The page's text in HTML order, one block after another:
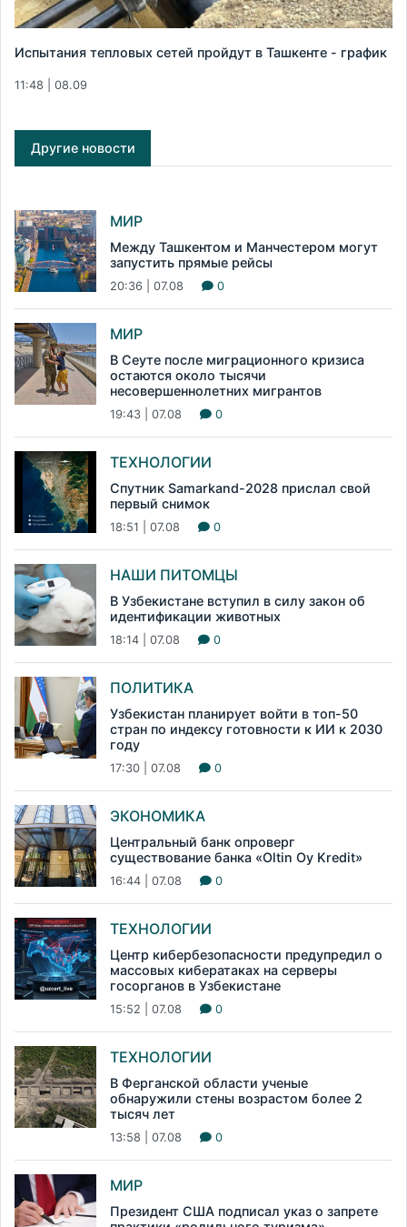
Испытания тепловых сетей пройдут в Ташкенте - график
11:48 | 08.09
Другие новости
МИР
Между Ташкентом и Манчестером могут
запустить прямые рейсы
20:36 | 07.08 0
МИР
В Сеуте после миграционного кризиса
остаются около тысячи
несовершеннолетних мигрантов
19:43 | 07.08 0
ТЕХНОЛОГИИ
Спутник Samarkand-2028 прислал свой
первый снимок
18:51 | 07.08 0
НАШИ ПИТОМЦЫ
В Узбекистане вступил в силу закон об
идентификации животных
18:14 | 07.08 0
ПОЛИТИКА
Узбекистан планирует войти в топ-50
стран по индексу готовности к ИИ к 2030
году
17:30 | 07.08 0
ЭКОНОМИКА
Центральный банк опроверг
существование банка «Oltin Oy Kredit»
16:44 | 07.08 0
ТЕХНОЛОГИИ
Центр кибербезопасности предупредил о
массовых кибератаках на серверы
госорганов в Узбекистане
15:52 | 07.08 0
ТЕХНОЛОГИИ
В Ферганской области ученые
обнаружили стены возрастом более 2
тысяч лет
13:58 | 07.08 0
МИР
Президент США подписал указ о запрете